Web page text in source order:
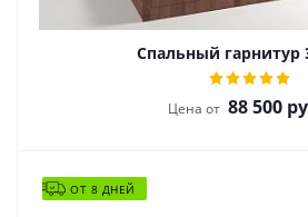
Спальный гарнитур
Цена от 88 500
ОТ 8 ДНЕЙ